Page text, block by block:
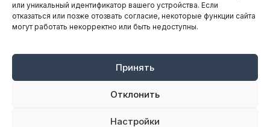
или уникальный идентификатор вашего устройства. Если
отказаться или позже отозвать согласие, некоторые функции сайта
могут работать некорректно или быть недоступны.
Принять
Отклонить
Настройки
НАВИГАЦИЯ
Оплата онлайн